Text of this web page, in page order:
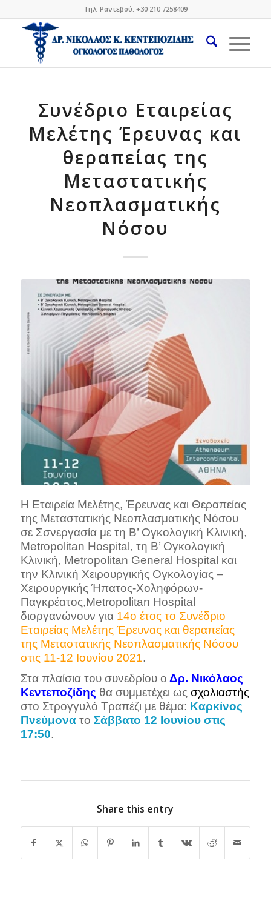
Τηλ. Ραντεβού: +30 210 7258409
Συνέδριο Εταιρείας
Μελέτης Έρευνας και
θεραπείας της
Μεταστατικής
Νεοπλασματικής
Νόσου
Η Εταιρεία Μελέτης, Έρευνας και Θεραπείας
της Μεταστατικής Νεοπλασματικής Νόσου
σε Σσνεργασία με τη Β’ Ογκολογική Κλινική,
Metropolitan Hospital, τη Β’ Ογκολογική
Κλινική, Metropolitan General Hospital και
την Κλινική Χειρουργικής Ογκολογίας –
Χειρουργικής Ήπατος-Χοληφόρων-
Παγκρέατος,Metropolitan Hospital
διοργανώνουν για 14ο έτος το Συνέδριο
Εταιρείας Μελέτης Έρευνας και θεραπείας
της Μεταστατικής Νεοπλασματικής Νόσου
στις 11-12 Ιουνίου 2021.
Στα πλαίσια του συνεδρίου ο Δρ. Νικόλαος
Κεντεποζίδης θα συμμετέχει ως σχολιαστής
στο Στρογγυλό Τραπέζι με θέμα: Καρκίνος
Πνεύμονατο Σάββατο 12 Ιουνίου στις
17:50.
Share this entry